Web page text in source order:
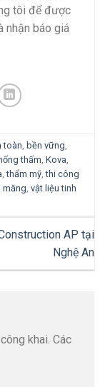
tôi để được
nhận báo giá
toàn, bền vững,
thấm,Kova,
,thẩm mỹ,thi công
măng,vật liệu tinh
AP tại
Nghệ An
khai. Các